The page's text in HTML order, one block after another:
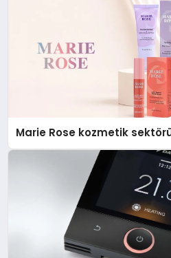
Marie Rose kozmetik